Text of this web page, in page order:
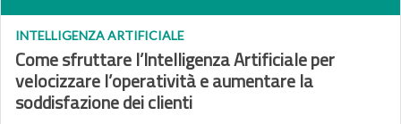
INTELLIGENZA ARTIFICIALE
Come sfruttare l’Intelligenza Artificiale per
velocizzare l’operatività e aumentare la
soddisfazione dei clienti